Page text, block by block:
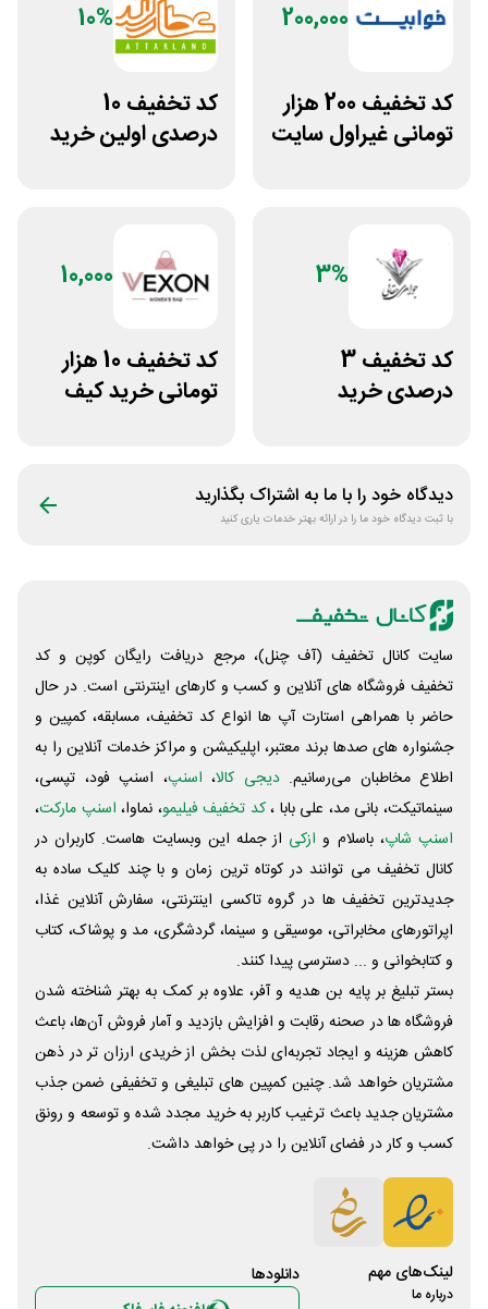
200,000
کد تخفیف 200 هزار
تومانی غیراول سایت
10%
کد تخفیف 10
درصدی اولین خرید
3%
کد تخفیف 3
درصدی خرید
10,000
کد تخفیف 10 هزار
تومانی خرید کیف
دیدگاه خود را با ما به اشتراک بگذارید
با ثبت دیدگاه خود ما را در ارائه بهتر خدمات یاری کنید
سایت کانال تخفیف (آف چنل)، مرجع دریافت رایگان کوپن و کد
تخفیف فروشگاه های آنلاین و کسب و‌ کارهای اینترنتی است. در حال
حاضر با همراهی استارت آپ ها انواع کد تخفیف، مسابقه، کمپین و
جشنواره های صدها برند معتبر، اپلیکیشن و مراکز خدمات آنلاین را به
اطلاع مخاطبان می‌رسانیم. دیجی کالا، اسنپ، اسنپ فود، تپسی،
سینماتیکت، بانی مد، علی‌ بابا ،کد تخفیف فیلیمو، نماوا، اسنپ مارکت،
اسنپ شاپ، باسلام و ازکی از جمله این وبسایت ‌هاست. کاربران در
کانال تخفیف می توانند در کوتاه ترین زمان و با چند کلیک ساده به
جدیدترین تخفیف ها در گروه تاکسی اینترنتی، سفارش آنلاین غذا،
اپراتورهای مخابراتی، موسیقی و سینما، گردشگری، مد و پوشاک، کتاب
و کتابخوانی و ... دسترسی پیدا کنند.
بستر تبلیغ بر پایه بن هدیه و آفر، علاوه بر کمک به بهتر شناخته شدن
فروشگاه ها در صحنه رقابت و افزایش بازدید و آمار فروش آن‌ها، باعث
کاهش هزینه و ایجاد تجربه‌ای لذت بخش از خریدی ارزان تر در ذهن
مشتریان خواهد شد. چنین کمپین های تبلیغی و تخفیفی ضمن جذب
مشتریان جدید باعث ترغیب کاربر به خرید مجدد شده و توسعه و رونق
کسب و کار در فضای آنلاین را در پی خواهد داشت.
لینک‌های مهم
درباره ما
دانلود‌ها